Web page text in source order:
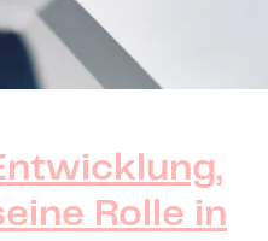
Rolle in